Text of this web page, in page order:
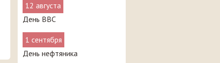
12 августа
День ВВС
1 сентября
День нефтяника